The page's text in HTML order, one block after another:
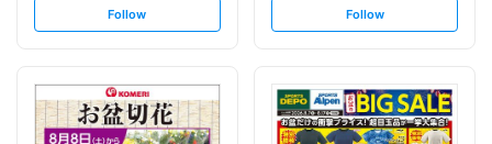
s
l
o
w
Follow
s
l
o
w
Follow